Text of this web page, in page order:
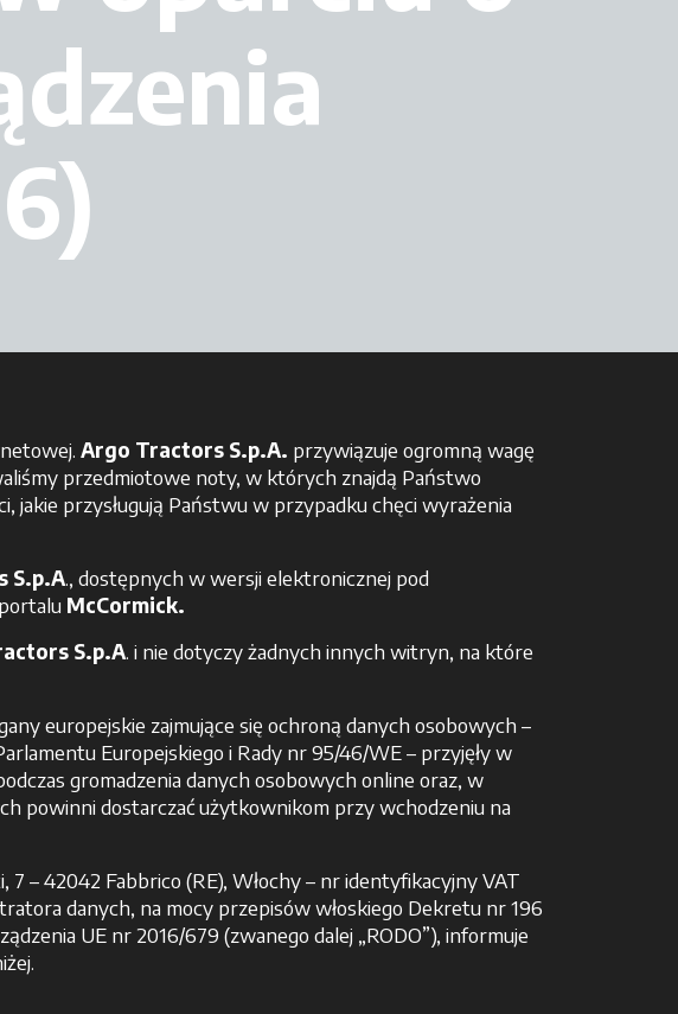
Argo Tractors S.p.A. przywiązuje ogromną wagę
przedmiotowe noty, w których znajdą Państwo
jakie przysługują Państwu w przypadku chęci wyrażenia
S.p.A., dostępnych w wersji elektronicznej pod
McCormick.
S.p.A. i nie dotyczy żadnych innych witryn, na które
europejskie zajmujące się ochroną danych osobowych –
Europejskiego i Rady nr 95/46/WE – przyjęły w
gromadzenia danych osobowych online oraz, w
powinni dostarczać użytkownikom przy wchodzeniu na
– 42042 Fabbrico (RE), Włochy – nr identyfikacyjny VAT
danych, na mocy przepisów włoskiego Dekretu nr 196
UE nr 2016/679 (zwanego dalej „RODO”), informuje